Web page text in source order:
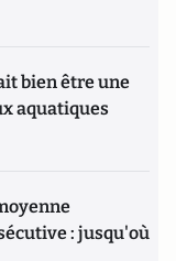
bien être une
aquatiques
: jusqu'où